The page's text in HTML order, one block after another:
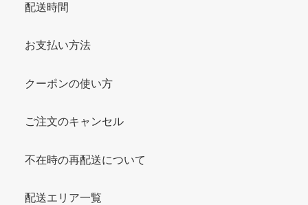
配送時間
お支払い方法
クーポンの使い方
ご注文のキャンセル
不在時の再配送について
配送エリア一覧